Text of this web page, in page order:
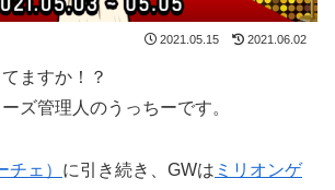
2021.05.15 2021.06.02
ますか！？
ズ管理人のうっちーです。
ェ） に引き続き、GWは ミリオンゲ